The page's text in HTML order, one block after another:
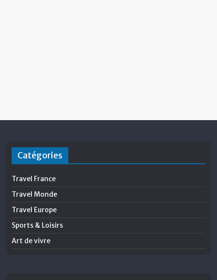
Catégories
Travel France
Travel Monde
Travel Europe
Sports & Loisirs
Art de vivre